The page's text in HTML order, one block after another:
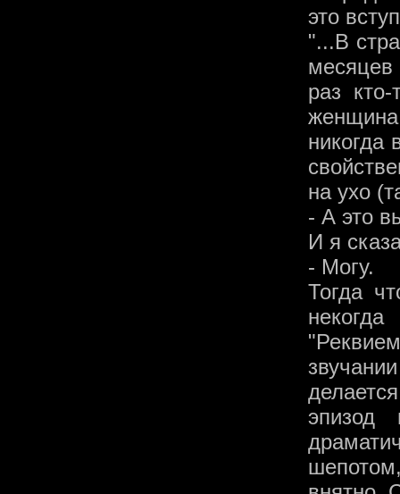
это
"...В
раз
никогда
на ухо
- А это
И я
- Могу.
Тогда
эпизод